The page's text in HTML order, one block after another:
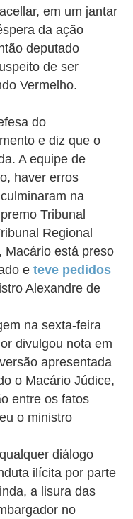
em um jantar
da ação
deputado
de ser
Vermelho.
do
e diz que o
A equipe de
haver erros
na
Tribunal
Regional
Macário está preso
e teve pedidos
Alexandre de
na sexta-feira
divulgou nota em
apresentada
o Macário Júdice,
entre os fatos
o ministro
diálogo
ilícita por parte
a lisura das
no